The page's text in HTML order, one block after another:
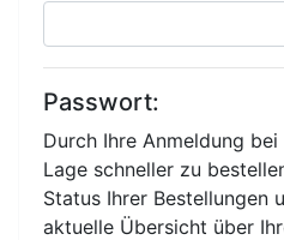
Passwort:
Durch Ihre Anmeldung
Lage schneller zu
Status Ihrer Bestellungen
aktuelle Übersicht über